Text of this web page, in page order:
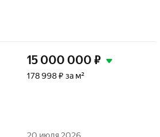
15 000 000 ₽
178 998 ₽ за м²